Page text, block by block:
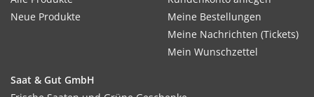
Neue Produkte
Meine Bestellungen
Meine Nachrichten (Tickets)
Mein Wunschzettel
Saat & Gut GmbH